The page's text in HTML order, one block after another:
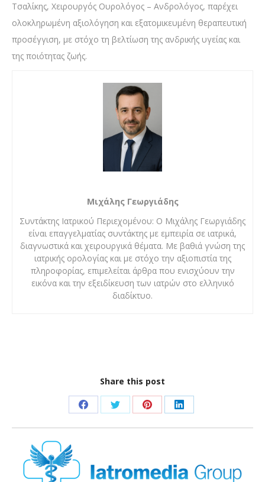
Τσαλίκης, Χειρουργός Ουρολόγος – Ανδρολόγος, παρέχει
ολοκληρωμένη αξιολόγηση και εξατομικευμένη θεραπευτική
προσέγγιση, με στόχο τη βελτίωση της ανδρικής υγείας και
της ποιότητας ζωής.
Μιχάλης Γεωργιάδης
Συντάκτης Ιατρικού Περιεχομένου: Ο Μιχάλης Γεωργιάδης
είναι επαγγελματίας συντάκτης με εμπειρία σε ιατρικά,
διαγνωστικά και χειρουργικά θέματα. Με βαθιά γνώση της
ιατρικής ορολογίας και με στόχο την αξιοπιστία της
πληροφορίας, επιμελείται άρθρα που ενισχύουν την
εικόνα και την εξειδίκευση των ιατρών στο ελληνικό
διαδίκτυο.
Share this post